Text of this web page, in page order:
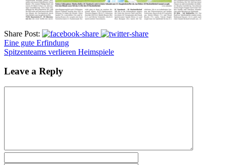
Share Post:
Eine gute Erfindung
Spitzenteams verlieren Heimspiele
Leave a Reply